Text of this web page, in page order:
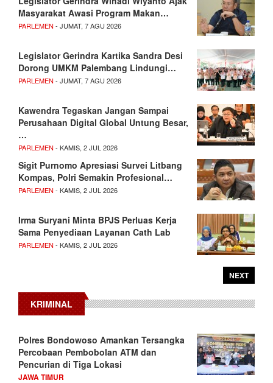
Masyarakat Awasi Program Makan…
PARLEMEN - JUMAT, 7 AGU 2026
Legislator Gerindra Kartika Sandra Desi
Dorong UMKM Palembang Lindungi…
PARLEMEN - JUMAT, 7 AGU 2026
Kawendra Tegaskan Jangan Sampai
Perusahaan Digital Global Untung Besar,
…
PARLEMEN - KAMIS, 2 JUL 2026
Sigit Purnomo Apresiasi Survei Litbang
Kompas, Polri Semakin Profesional…
PARLEMEN - KAMIS, 2 JUL 2026
Irma Suryani Minta BPJS Perluas Kerja
Sama Penyediaan Layanan Cath Lab
PARLEMEN - KAMIS, 2 JUL 2026
NEXT
KRIMINAL
Polres Bondowoso Amankan Tersangka
Percobaan Pembobolan ATM dan
Pencurian di Tiga Lokasi
JAWA TIMUR